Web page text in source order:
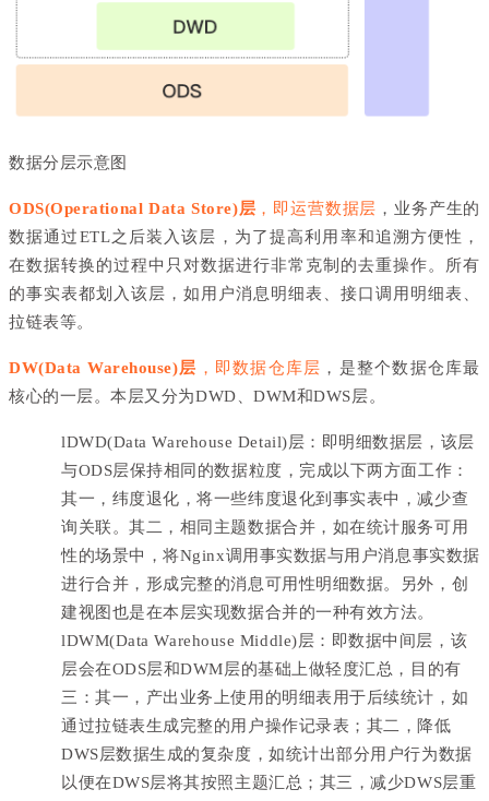
数据分层示意图
ODS(Operational Data Store)层 ，即运营数据层 ，业务产生的
数据通过ETL之后装入该层，为了提高利用率和追溯方便性，
在数据转换的过程中只对数据进行非常克制的去重操作。所有
的事实表都划入该层，如用户消息明细表、接口调用明细表、
拉链表等。
DW(Data Warehouse)层 ，即数据仓库层 ，是整个数据仓库最
核心的一层。本层又分为DWD、DWM和DWS层。
lDWD(Data Warehouse Detail)层：即明细数据层，该层
与ODS层保持相同的数据粒度，完成以下两方面工作：
其一，纬度退化，将一些纬度退化到事实表中，减少查
询关联。其二，相同主题数据合并，如在统计服务可用
性的场景中，将Nginx调用事实数据与用户消息事实数据
进行合并，形成完整的消息可用性明细数据。另外，创
建视图也是在本层实现数据合并的一种有效方法。
lDWM(Data Warehouse Middle)层：即数据中间层，该
层会在ODS层和DWM层的基础上做轻度汇总，目的有
三：其一，产出业务上使用的明细表用于后续统计，如
通过拉链表生成完整的用户操作记录表；其二，降低
DWS层数据生成的复杂度，如统计出部分用户行为数据
以便在DWS层将其按照主题汇总；其三，减少DWS层重